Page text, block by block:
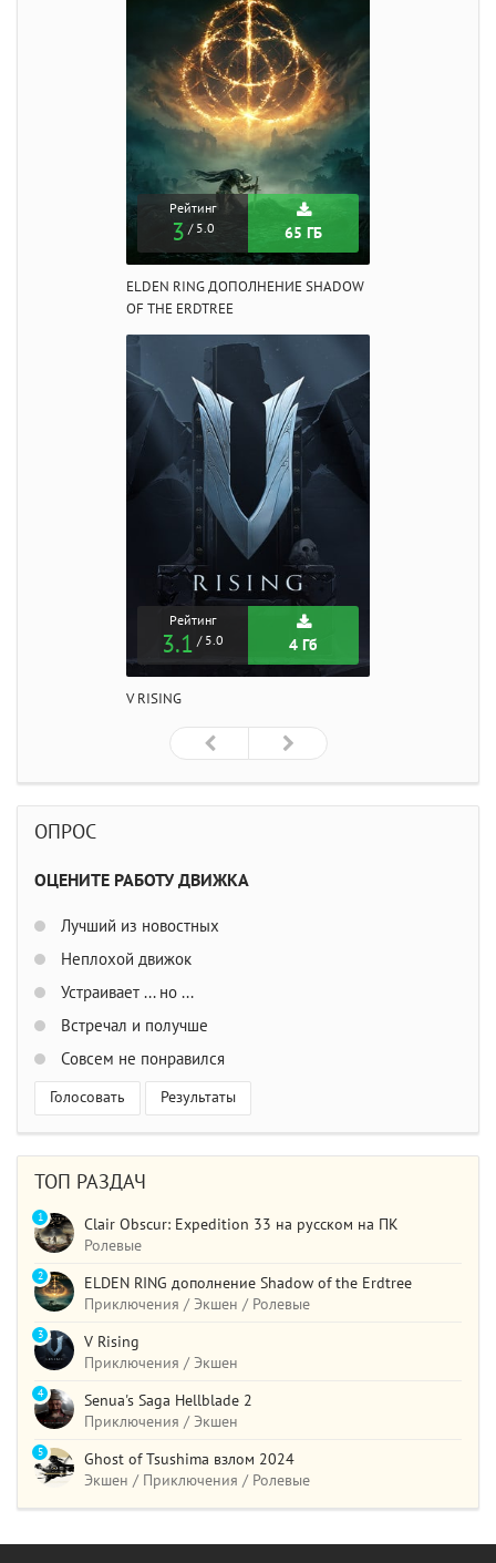
Рейтинг
3 / 5.0 65 ГБ
ELDEN RING ДОПОЛНЕНИЕ SHADOW
OF THE ERDTREE
Рейтинг
3.1 / 5.0 4 Гб
V RISING
ОПРОС
ОЦЕНИТЕ РАБОТУ ДВИЖКА
Лучший из новостных
Неплохой движок
Устраивает ... но ...
Встречал и получше
Совсем не понравился
Голосовать Результаты
ТОП РАЗДАЧ
Clair Obscur: Expedition 33 на русском на ПК
Ролевые
1
ELDEN RING дополнение Shadow of the Erdtree
Приключения / Экшен / Ролевые
2
V Rising
Приключения / Экшен
3
Senua's Saga Hellblade 2
Приключения / Экшен
4
Ghost of Tsushima взлом 2024
Экшен / Приключения / Ролевые
5